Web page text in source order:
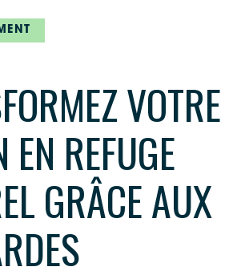
VOTRE
REFUGE
GRÂCE AUX